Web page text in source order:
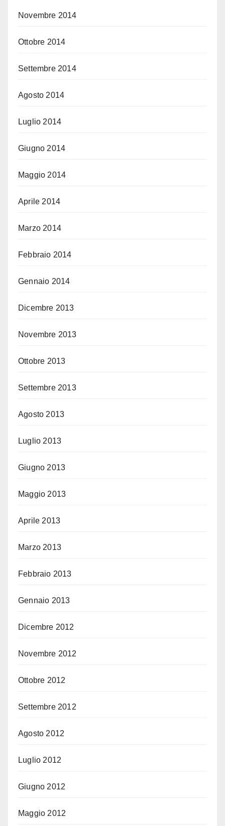
Novembre 2014
Ottobre 2014
Settembre 2014
Agosto 2014
Luglio 2014
Giugno 2014
Maggio 2014
Aprile 2014
Marzo 2014
Febbraio 2014
Gennaio 2014
Dicembre 2013
Novembre 2013
Ottobre 2013
Settembre 2013
Agosto 2013
Luglio 2013
Giugno 2013
Maggio 2013
Aprile 2013
Marzo 2013
Febbraio 2013
Gennaio 2013
Dicembre 2012
Novembre 2012
Ottobre 2012
Settembre 2012
Agosto 2012
Luglio 2012
Giugno 2012
Maggio 2012